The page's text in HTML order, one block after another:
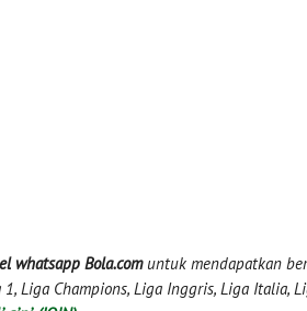
whatsapp Bola.comuntuk mendapatkan
1, Liga Champions, Liga Inggris, Liga Italia,